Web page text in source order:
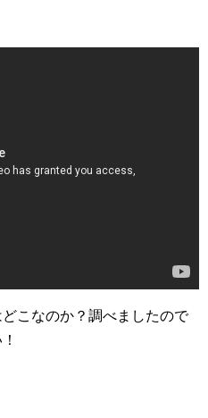
こなのか？調べましたので